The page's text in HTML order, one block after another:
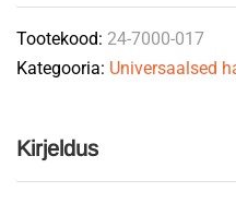
numbrituleta
5*
quantity
Tootekood: 24-7000-017
Kategooria: Universaalsed
Kirjeldus